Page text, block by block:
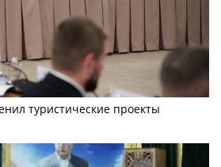
туристические проекты